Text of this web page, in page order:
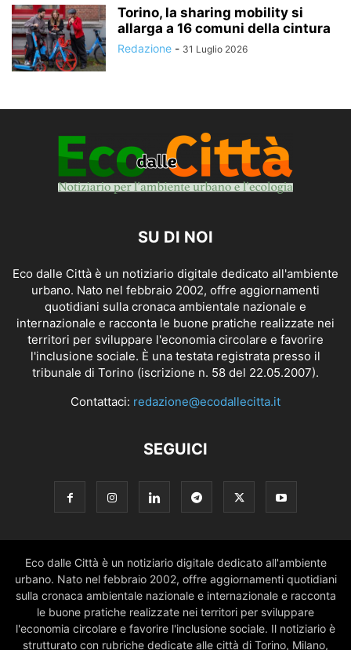
Torino, la sharing mobility si
allarga a 16 comuni della cintura
Redazione - 31 Luglio 2026
SU DI NOI
Eco dalle Città è un notiziario digitale dedicato all'ambiente
urbano. Nato nel febbraio 2002, offre aggiornamenti
quotidiani sulla cronaca ambientale nazionale e
internazionale e racconta le buone pratiche realizzate nei
territori per sviluppare l'economia circolare e favorire
l'inclusione sociale. È una testata registrata presso il
tribunale di Torino (iscrizione n. 58 del 22.05.2007).
Contattaci: redazione@ecodallecitta.it
SEGUICI
Eco dalle Città è un notiziario digitale dedicato all'ambiente
urbano. Nato nel febbraio 2002, offre aggiornamenti quotidiani
sulla cronaca ambientale nazionale e internazionale e racconta
le buone pratiche realizzate nei territori per sviluppare
l'economia circolare e favorire l'inclusione sociale. Il notiziario è
strutturato con rubriche dedicate alle città di Torino, Milano,